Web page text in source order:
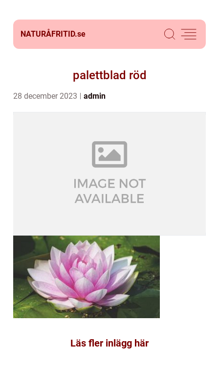
NATURÅFRITID.se
palettblad röd
28 december 2023 admin
Läs fler inlägg här